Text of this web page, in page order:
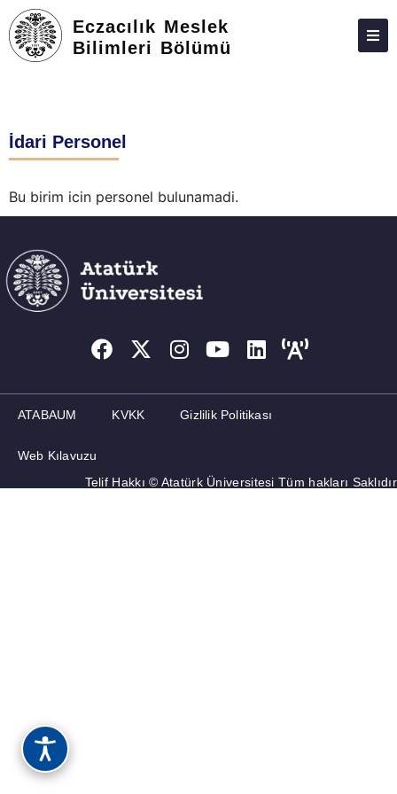
Eczacılık Meslek
Bilimleri Bölümü
LISANS
ARAŞTIRMA
TOPLUMA KATKI
ADAY ÖĞRENCILER
İdari Personel
Bu birim icin personel bulunamadi.
ATABAUM KVKK Gizlilik Politikası
Web Kılavuzu
Telif Hakkı © Atatürk Üniversitesi Tüm hakları Saklıdır